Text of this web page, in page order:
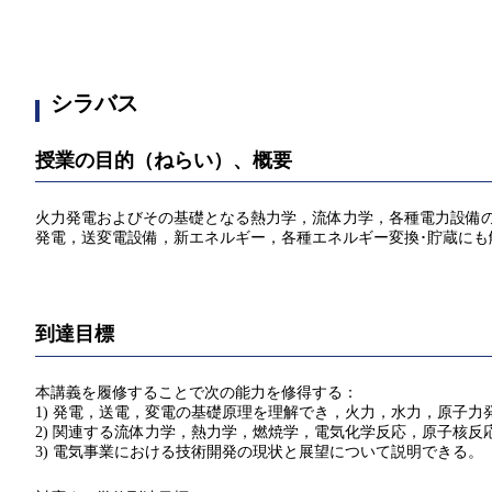
シラバス
授業の目的（ねらい）、概要
火力発電およびその基礎となる熱力学，流体力学，各種電力設
発電，送変電設備，新エネルギー，各種エネルギー変換･貯蔵に
到達目標
本講義を履修することで次の能力を修得する：
1) 発電，送電，変電の基礎原理を理解でき，火力，水力，原子
2) 関連する流体力学，熱力学，燃焼学，電気化学反応，原子核
3) 電気事業における技術開発の現状と展望について説明できる。